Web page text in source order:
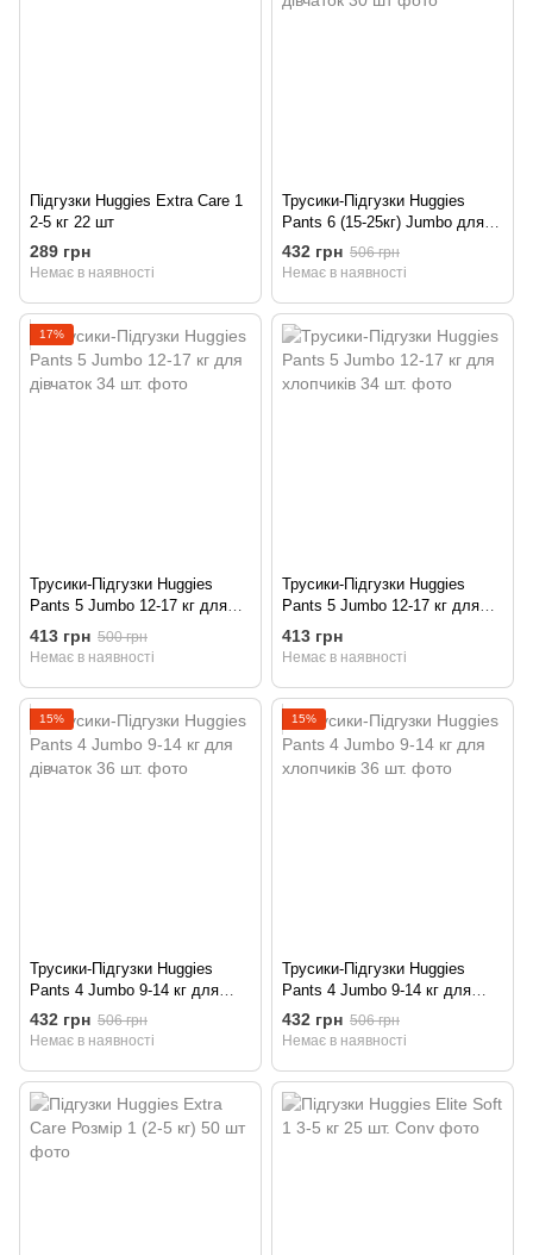
Підгузки Huggies Extra Care 1
2-5 кг 22 шт
289 грн
Немає в наявності
Трусики-Підгузки Huggies
Pants 6 (15-25кг) Jumbo для
дівчаток 30 шт
432 грн 506 грн
Немає в наявності
17%
Трусики-Підгузки Huggies
Pants 5 Jumbo 12-17 кг для
дівчаток 34 шт.
413 грн 500 грн
Немає в наявності
Трусики-Підгузки Huggies
Pants 5 Jumbo 12-17 кг для
хлопчиків 34 шт.
413 грн
Немає в наявності
15%
Трусики-Підгузки Huggies
Pants 4 Jumbo 9-14 кг для
дівчаток 36 шт.
432 грн 506 грн
Немає в наявності
15%
Трусики-Підгузки Huggies
Pants 4 Jumbo 9-14 кг для
хлопчиків 36 шт.
432 грн 506 грн
Немає в наявності